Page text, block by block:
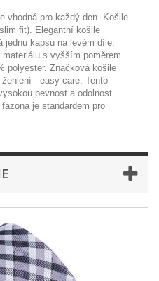
vhodná pro každý den. Košile
fit). Elegantní košile
jednu kapsu na levém díle.
s vyšším poměrem
polyester. Značková košile
- easy care. Tento
pevnost a odolnost.
je standardem pro